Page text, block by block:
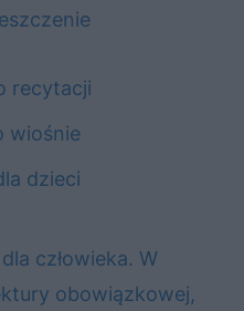
recytacji
wiośnie
dzieci
człowieka. W
obowiązkowej,